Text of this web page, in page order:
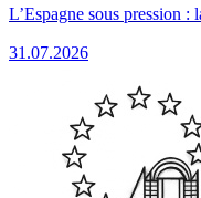
L’Espagne sous pression :
31.07.2026